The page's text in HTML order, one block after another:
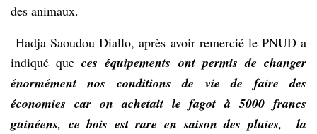
des animaux.
Hadja Saoudou Diallo, après avoir remercié le PNUD a
indiqué queces équipements ont permis de changer
énormément nos conditions de vie de faire des
économies car on achetait le fagot à 5000 francs
guinéens, ce bois est rare en saison des pluies, la